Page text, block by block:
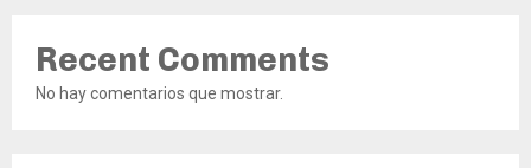
Recent Comments
No hay comentarios que mostrar.